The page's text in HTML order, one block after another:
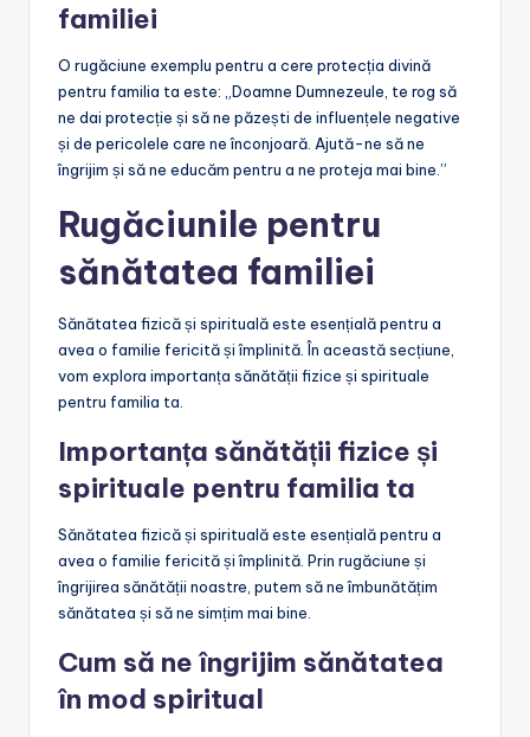
familiei
O rugăciune exemplu pentru a cere protecția divină
pentru familia ta este: „Doamne Dumnezeule, te rog să
ne dai protecție și să ne păzești de influențele negative
și de pericolele care ne înconjoară. Ajută-ne să ne
îngrijim și să ne educăm pentru a ne proteja mai bine.”
Rugăciunile pentru
sănătatea familiei
Sănătatea fizică și spirituală este esențială pentru a
avea o familie fericită și împlinită. În această secțiune,
vom explora importanța sănătății fizice și spirituale
pentru familia ta.
Importanța sănătății fizice și
spirituale pentru familia ta
Sănătatea fizică și spirituală este esențială pentru a
avea o familie fericită și împlinită. Prin rugăciune și
îngrijirea sănătății noastre, putem să ne îmbunătățim
sănătatea și să ne simțim mai bine.
Cum să ne îngrijim sănătatea
în mod spiritual